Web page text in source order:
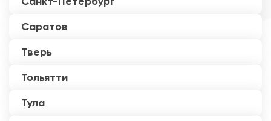
Саратов
Тверь
Тольятти
Тула